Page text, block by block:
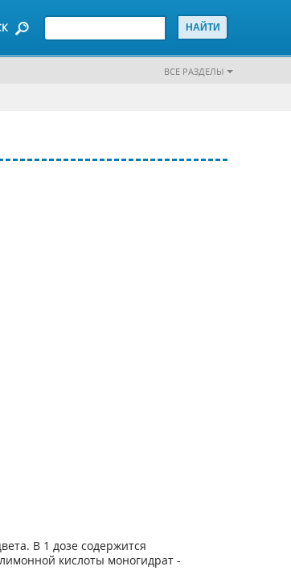
ВСЕ РАЗДЕЛЫ
В 1 дозе содержится
кислоты моногидрат -